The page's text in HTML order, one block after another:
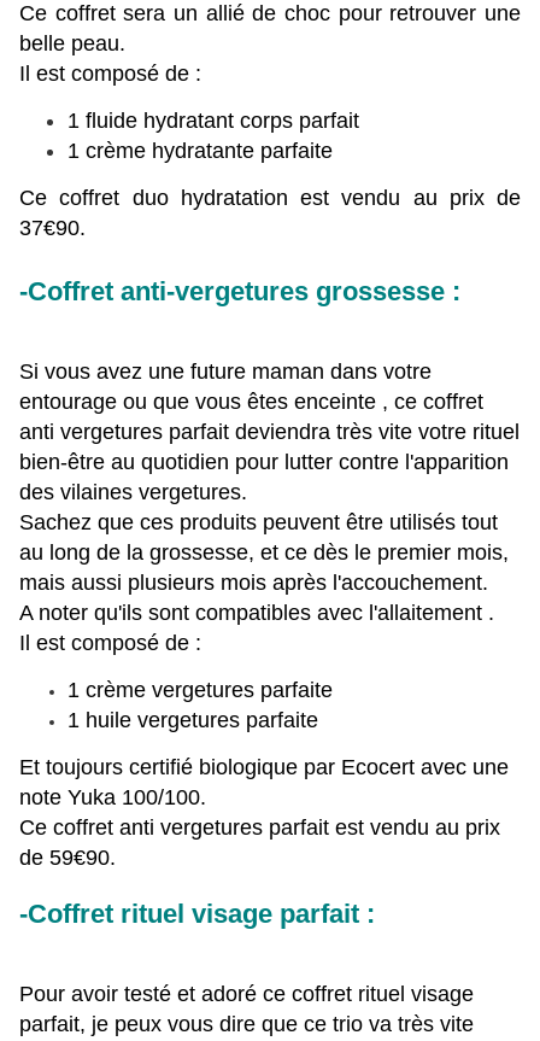
Ce coffret sera un allié de choc pour retrouver une
belle peau.
Il est composé de :
1 fluide hydratant corps parfait
1 crème hydratante parfaite
Ce coffret duo hydratation est vendu au prix de
37€90.
-Coffret anti-vergetures grossesse :
Si vous avez une future maman dans votre
entourage ou que vous êtes enceinte , ce coffret
anti vergetures parfait deviendra très vite votre rituel
bien-être au quotidien pour lutter contre l'apparition
des vilaines vergetures.
Sachez que ces produits peuvent être utilisés tout
au long de la grossesse, et ce dès le premier mois,
mais aussi plusieurs mois après l'accouchement.
A noter qu'ils sont compatibles avec l'allaitement .
Il est composé de :
1 crème vergetures parfaite
1 huile vergetures parfaite
Et toujours certifié biologique par Ecocert avec une
note Yuka 100/100.
Ce coffret anti vergetures parfait est vendu au prix
de 59€90.
-Coffret rituel visage parfait :
Pour avoir testé et adoré ce coffret rituel visage
parfait, je peux vous dire que ce trio va très vite